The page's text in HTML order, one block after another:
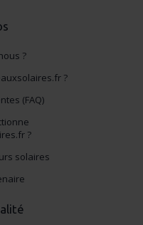
?
?
(FAQ)
?
solaires